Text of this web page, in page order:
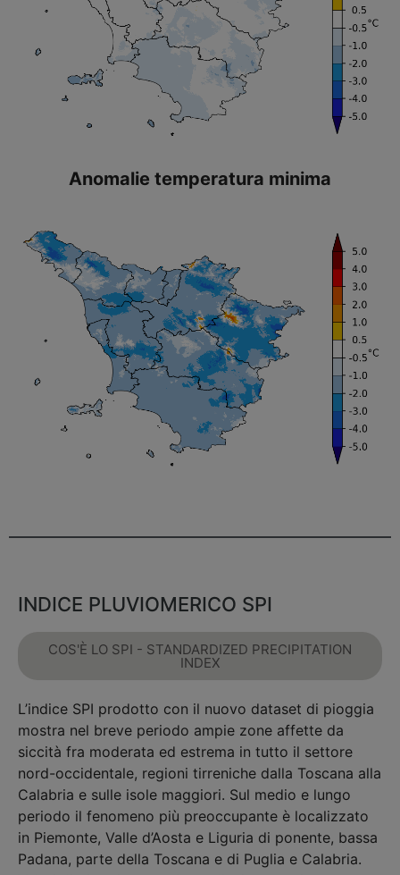
Anomalie temperatura minima
INDICE PLUVIOMERICO SPI
COS'È LO SPI - STANDARDIZED PRECIPITATION
INDEX
L’indice SPI prodotto con il nuovo dataset di pioggia
mostra nel breve periodo ampie zone affette da
siccità fra moderata ed estrema in tutto il settore
nord-occidentale, regioni tirreniche dalla Toscana alla
Calabria e sulle isole maggiori. Sul medio e lungo
periodo il fenomeno più preoccupante è localizzato
in Piemonte, Valle d’Aosta e Liguria di ponente, bassa
Padana, parte della Toscana e di Puglia e Calabria.